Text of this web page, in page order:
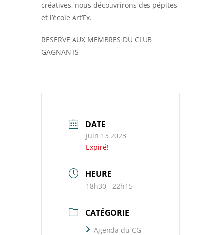
créatives, nous découvrirons des pépites
et l’école Art’Fx.
RESERVE AUX MEMBRES DU CLUB
GAGNANTS
DATE
Juin 13 2023
Expiré!
HEURE
18h30 - 22h15
CATÉGORIE
Agenda du CG